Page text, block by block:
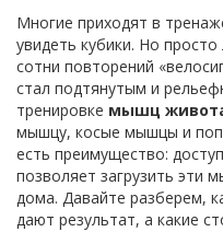
Многие приходят в
увидеть кубики. Но
сотни повторений
стал подтянутым и
тренировке мышц
мышцу, косые мышцы и
есть преимущество:
позволяет загрузить эти
дома. Давайте разберем,
дают результат, а какие